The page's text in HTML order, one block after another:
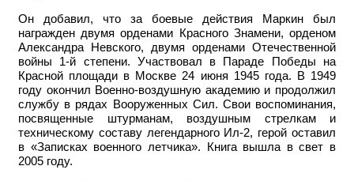
Он добавил, что за боевые действия Маркин был
награжден двумя орденами Красного Знамени, орденом
Александра Невского, двумя орденами Отечественной
войны 1-й степени. Участвовал в Параде Победы на
Красной площади в Москве 24 июня 1945 года.
В 1949
году окончил Военно-воздушную академию и продолжил
службу в рядах Вооруженных Сил. Свои воспоминания,
посвященные штурманам, воздушным стрелкам и
техническому составу легендарного Ил-2, герой оставил
в «Записках военного летчика». Книга вышла в свет в
2005 году.